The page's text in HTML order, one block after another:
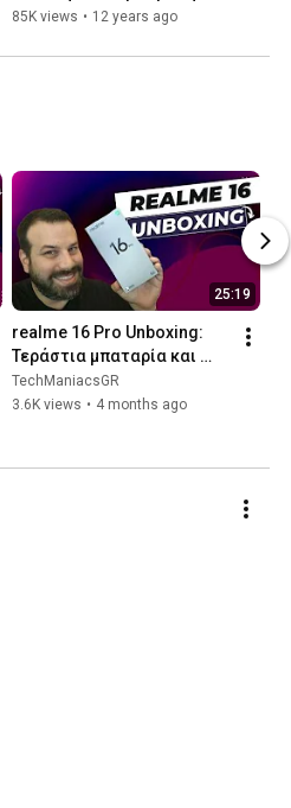
κλειδωμένη συσκευή
85K views • 12 years ago
25:19
realme 16 Pro Unboxing:
Τεράστια μπαταρία και
200MP κάμερα στη μεσαία
κατηγορία
TechManiacsGR
3.6K views • 4 months ago